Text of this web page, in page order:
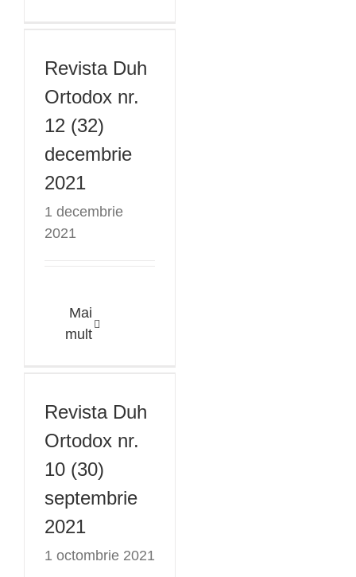
decembrie
2021
Revista Duh
Ortodox nr.
12 (32)
decembrie
2021
1 decembrie
2021
Mai
mult
Revista Duh
Ortodox nr. 10
septembrie
2021
Revista Duh
Ortodox nr.
10 (30)
septembrie
2021
1 octombrie 2021